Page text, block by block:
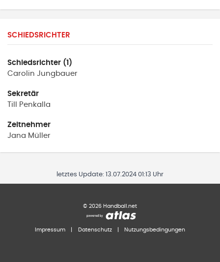
SCHIEDSRICHTER
Schiedsrichter (1)
Carolin Jungbauer
Sekretär
Till
Penkalla
Zeitnehmer
Jana Müller
letztes Update: 13.07.2024 01:13 Uhr
© 2026 Handball.net
Impressum Datenschutz Nutzungsbedingungen